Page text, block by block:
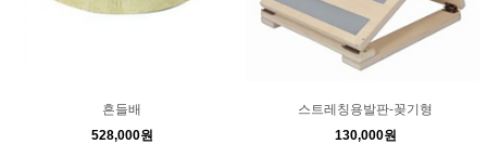
흔들배
528,000원
스트레칭용발판-꽂기형
130,000원